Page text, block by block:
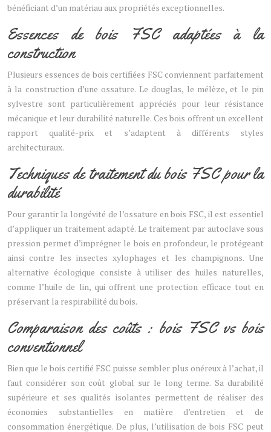
bénéficiant d’un matériau aux propriétés exceptionnelles.
Essences de bois FSC adaptées à la
construction
Plusieurs essences de bois certifiées FSC conviennent parfaitement
à la construction d’une ossature. Le douglas, le mélèze, et le pin
sylvestre sont particulièrement appréciés pour leur résistance
mécanique et leur durabilité naturelle. Ces bois offrent un excellent
rapport qualité-prix et s’adaptent à différents styles
architecturaux.
Techniques de traitement du bois FSC pour la
durabilité
Pour garantir la longévité de l’ossature en bois FSC, il est essentiel
d’appliquer un traitement adapté. Le traitement par autoclave sous
pression permet d’imprégner le bois en profondeur, le protégeant
ainsi contre les insectes xylophages et les champignons. Une
alternative écologique consiste à utiliser des huiles naturelles,
comme l’huile de lin, qui offrent une protection efficace tout en
préservant la respirabilité du bois.
Comparaison des coûts : bois FSC vs bois
conventionnel
Bien que le bois certifié FSC puisse sembler plus onéreux à l’achat, il
faut considérer son coût global sur le long terme. Sa durabilité
supérieure et ses qualités isolantes permettent de réaliser des
économies substantielles en matière d’entretien et de
consommation énergétique. De plus, l’utilisation de bois FSC peut